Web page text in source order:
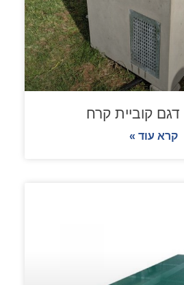
דגם קוביית קרח
קרא עוד »